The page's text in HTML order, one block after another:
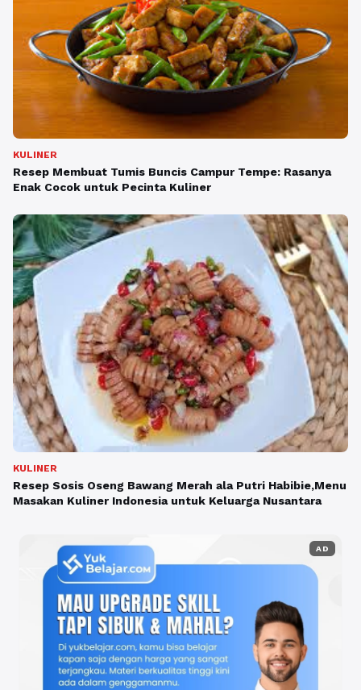
KULINER
Resep Membuat Tumis Buncis Campur Tempe: Rasanya
Enak Cocok untuk Pecinta Kuliner
KULINER
Resep Sosis Oseng Bawang Merah ala Putri Habibie,Menu
Masakan Kuliner Indonesia untuk Keluarga Nusantara
AD